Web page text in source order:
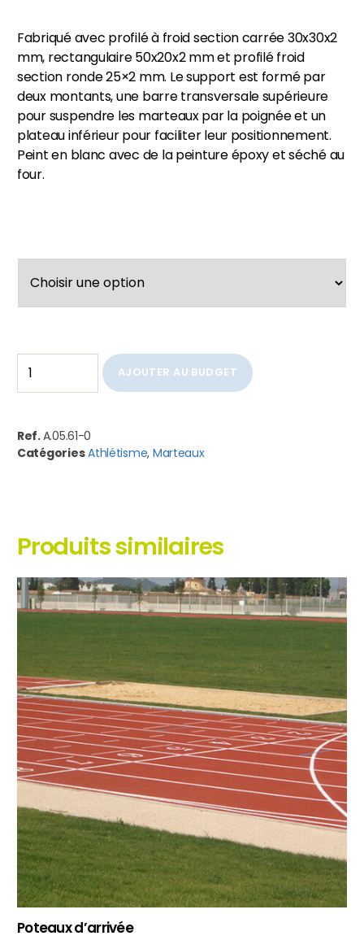
Fabriqué avec profilé à froid section carrée 30x30x2
mm, rectangulaire 50x20x2 mm et profilé froid
section ronde 25×2 mm. Le support est formé par
deux montants, une barre transversale supérieure
pour suspendre les marteaux par la poignée et un
plateau inférieur pour faciliter leur positionnement.
Peint en blanc avec de la peinture époxy et séché au
four.
AJOUTER AU BUDGET
Ref.A.05.61-0
CatégoriesAthlétisme, Marteaux
Produits similaires
Poteaux d’arrivée